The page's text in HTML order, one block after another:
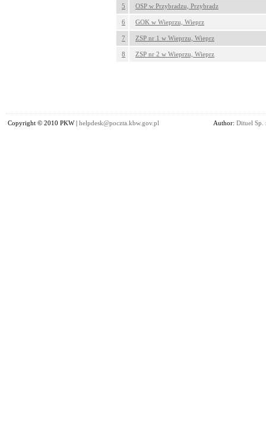
5 OSP w Przybradzu, Przybradz
6 GOK w Wieprzu, Wieprz
7 ZSP nr 1 w Wieprzu, Wieprz
8 ZSP nr 2 w Wieprzu, Wieprz
Copyright © 2010 PKW | helpdesk@poczta.kbw.gov.pl Author: Dituel Sp.